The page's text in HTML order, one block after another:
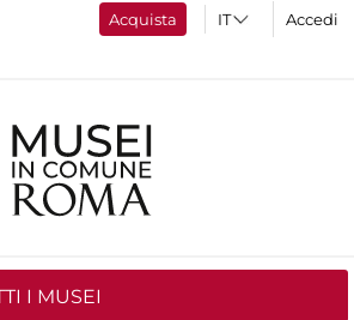
Acquista Accedi
I MUSEI